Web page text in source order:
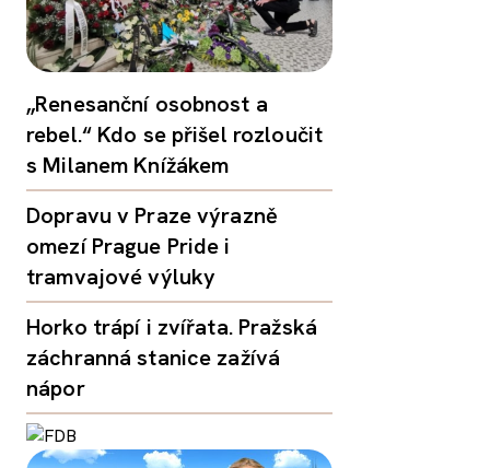
„Renesanční osobnost a
rebel.“ Kdo se přišel rozloučit
s Milanem Knížákem
Dopravu v Praze výrazně
omezí Prague Pride i
tramvajové výluky
Horko trápí i zvířata. Pražská
záchranná stanice zažívá
nápor